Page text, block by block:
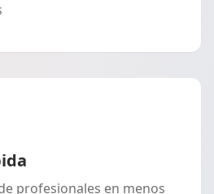
profesionales en menos